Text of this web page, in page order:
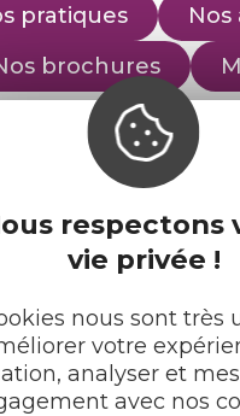
respectons
vie privée !
nous sont très
votre
analyser et
avec nos
pratiques
Nos
brochures
nous sur :
pro